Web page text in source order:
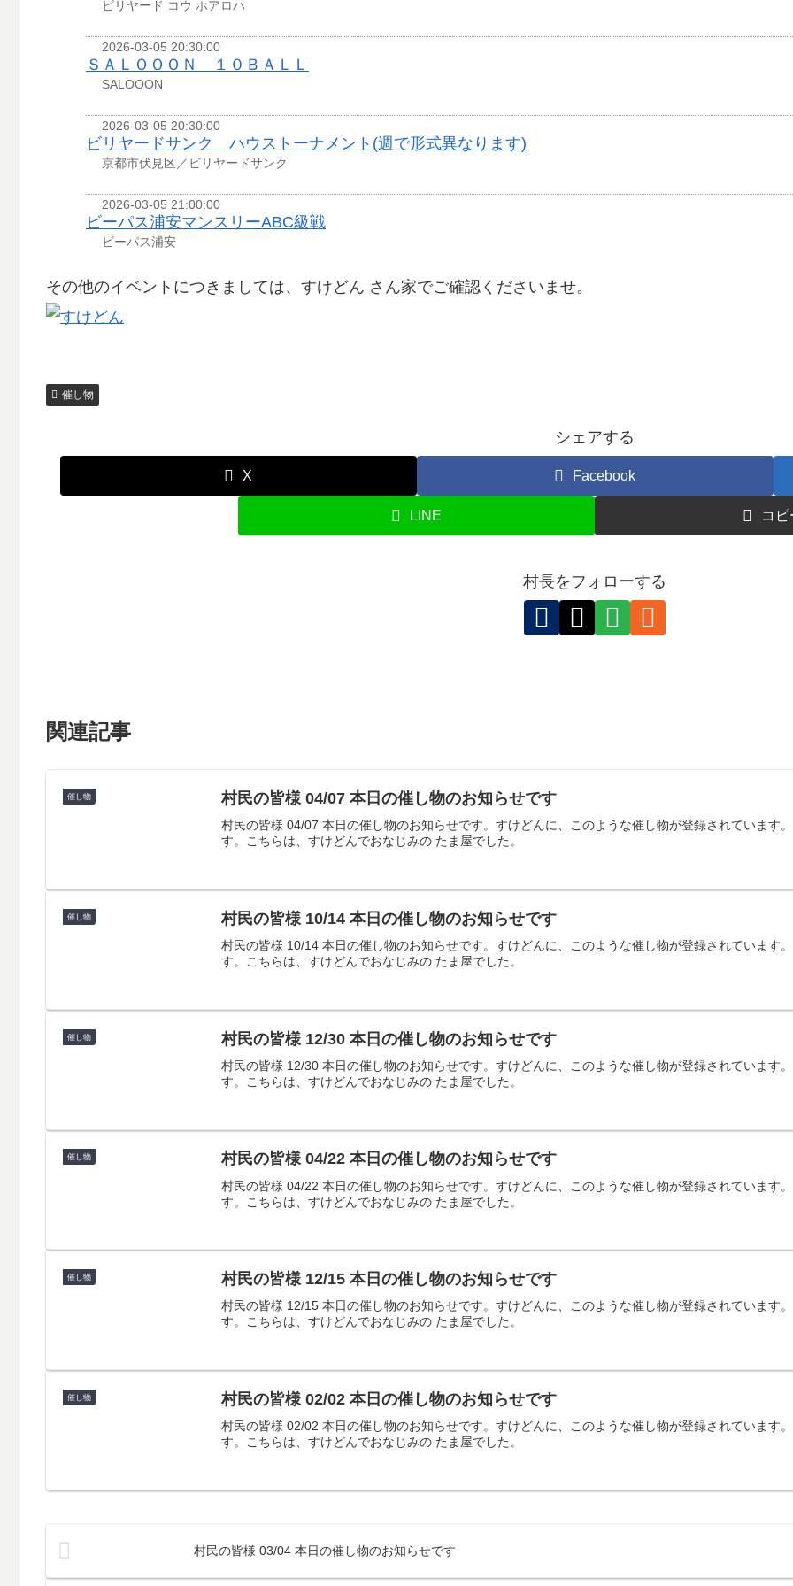
ビリヤード コウ ホアロハ
2026-03-05 20:30:00
ＳＡＬＯＯＯＮ １０ＢＡＬＬ
SALOOON
2026-03-05 20:30:00
ビリヤードサンク ハウストーナメント(週で形式異なります)
京都市伏見区／ビリヤードサンク
2026-03-05 21:00:00
ビーパス浦安マンスリーABC級戦
ビーパス浦安
その他のイベントにつきましては、すけどん さん家でご確認くださいませ。
催し物
シェアする
X Facebook
LINE コピ
村長をフォローする
関連記事
催し物 村民の皆様 04/07 本日の催し物のお知らせです
村民の皆様 04/07 本日の催し物のお知らせです。すけどんに、このような催し物が登録されています
す。こちらは、すけどんでおなじみの たま屋でした。
催し物 村民の皆様 10/14 本日の催し物のお知らせです
村民の皆様 10/14 本日の催し物のお知らせです。すけどんに、このような催し物が登録されています
す。こちらは、すけどんでおなじみの たま屋でした。
催し物 村民の皆様 12/30 本日の催し物のお知らせです
村民の皆様 12/30 本日の催し物のお知らせです。すけどんに、このような催し物が登録されています
す。こちらは、すけどんでおなじみの たま屋でした。
催し物 村民の皆様 04/22 本日の催し物のお知らせです
村民の皆様 04/22 本日の催し物のお知らせです。すけどんに、このような催し物が登録されています
す。こちらは、すけどんでおなじみの たま屋でした。
催し物 村民の皆様 12/15 本日の催し物のお知らせです
村民の皆様 12/15 本日の催し物のお知らせです。すけどんに、このような催し物が登録されています
す。こちらは、すけどんでおなじみの たま屋でした。
催し物 村民の皆様 02/02 本日の催し物のお知らせです
村民の皆様 02/02 本日の催し物のお知らせです。すけどんに、このような催し物が登録されています
す。こちらは、すけどんでおなじみの たま屋でした。
村民の皆様 03/04 本日の催し物のお知らせです